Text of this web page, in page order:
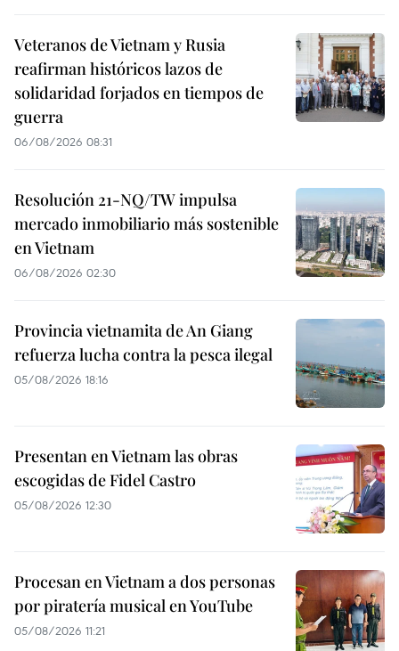
Veteranos de Vietnam y Rusia
reafirman históricos lazos de
solidaridad forjados en tiempos de
guerra
06/08/2026 08:31
Resolución 21-NQ/TW impulsa
mercado inmobiliario más sostenible
en Vietnam
06/08/2026 02:30
Provincia vietnamita de An Giang
refuerza lucha contra la pesca ilegal
05/08/2026 18:16
Presentan en Vietnam las obras
escogidas de Fidel Castro
05/08/2026 12:30
Procesan en Vietnam a dos personas
por piratería musical en YouTube
05/08/2026 11:21